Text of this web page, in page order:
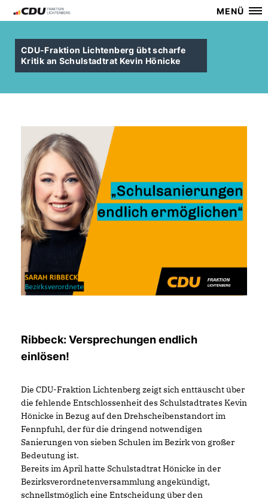
MENÜ
CDU-Fraktion Lichtenberg übt scharfe
Kritik an Schulstadtrat Kevin Hönicke
Ribbeck: Versprechungen endlich
einlösen!
Die CDU-Fraktion Lichtenberg zeigt sich enttäuscht über
die fehlende Entschlossenheit des Schulstadtrates Kevin
Hönicke in Bezug auf den Drehscheibenstandort im
Fennpfuhl, der für die dringend notwendigen
Sanierungen von sieben Schulen im Bezirk von großer
Bedeutung ist.
Bereits im April hatte Schulstadtrat Hönicke in der
Bezirksverordnetenversammlung angekündigt,
schnellstmöglich eine Entscheidung über den